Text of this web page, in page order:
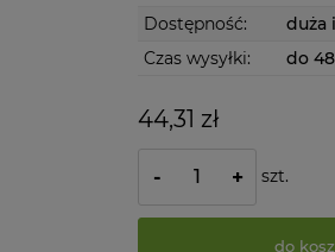
Dostępność:
duża
Czas wysyłki:
do
44,31 zł
- + szt.
do